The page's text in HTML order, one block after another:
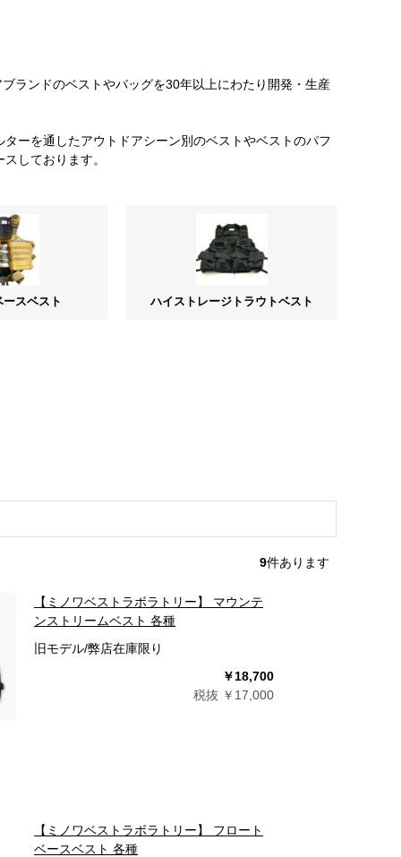
ランドのベストやバッグを30年以上にわたり開発・生産
ーを通したアウトドアシーン別のベストやベストのパフ
しております。
スベスト ハイストレージトラウトベスト
9件あります
【ミノワベストラボラトリー】 マウンテ
ンストリームベスト 各種
旧モデル/弊店在庫限り
￥18,700
税抜 ￥17,000
【ミノワベストラボラトリー】 フロート
ベースベスト 各種